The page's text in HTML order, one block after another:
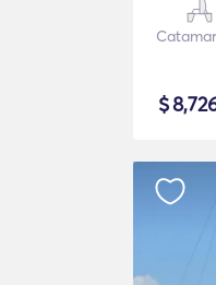
$